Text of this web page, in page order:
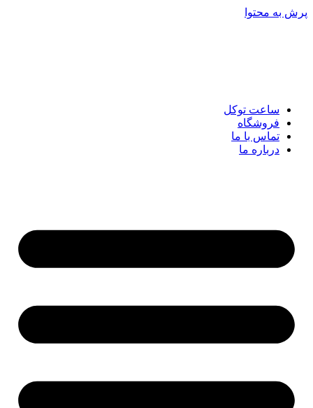
پرش به محتوا
ساعت توکل
فروشگاه
تماس با ما
درباره ما